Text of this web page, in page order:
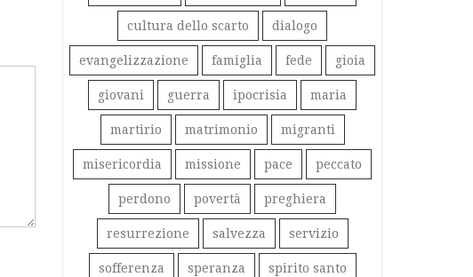
cultura dello scarto dialogo
evangelizzazione famiglia fede gioia
giovani guerra ipocrisia maria
martirio matrimonio migranti
misericordia missione pace peccato
perdono povertà preghiera
resurrezione salvezza servizio
sofferenza speranza spirito santo